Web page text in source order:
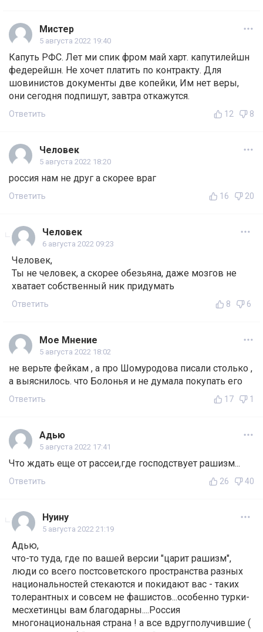
Мистер
5 августа 2022 19:40
Капуть РФС. Лет ми спик фром май харт. капутилейшн
федерейшн. Не хочет платить по контракту. Для
шовинистов документы две копейки, Им нет веры,
они сегодня подпишут, завтра откажутся.
Ответить 12 8
Человек
5 августа 2022 18:20
россия нам не друг а скорее враг
Ответить 16 20
Человек
6 августа 2022 09:23
Человек,
Ты не человек, а скорее обезьяна, даже мозгов не
хватает собственный ник придумать
Ответить 8 6
Мое Мнение
5 августа 2022 18:02
не верьте фейкам , а про Шомуродова писали столько ,
а выяснилось. что Болонья и не думала покупать его
Ответить 17 1
Адью
5 августа 2022 17:41
Что ждать еще от рассеи,где господствует рашизм...
Ответить 26 40
Нуину
5 августа 2022 21:19
Адью,
что-то туда, где по вашей версии "царит рашизм",
люди со всего постсоветского пространства разных
национальностей стекаются и покидают вас - таких
толерантных и совсем не фашистов...особенно турки-
месхетинцы вам благодарны....Россия
многонациональная страна ! а все вдругполучившие (